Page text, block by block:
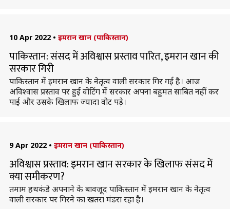
10 Apr 2022 • इमरान खान (पाकिस्तान)
पाकिस्तान: संसद में अविश्वास प्रस्ताव पारित, इमरान खान की
सरकार गिरी
पाकिस्तान में इमरान खान के नेतृत्व वाली सरकार गिर गई है। आज
अविश्वास प्रस्ताव पर हुई वोटिंग में सरकार अपना बहुमत साबित नहीं कर
पाई और उसके खिलाफ ज्यादा वोट पड़े।
9 Apr 2022 • इमरान खान (पाकिस्तान)
अविश्वास प्रस्ताव: इमरान खान सरकार के खिलाफ संसद में
क्या समीकरण?
तमाम हथकंडे अपनाने के बावजूद पाकिस्तान में इमरान खान के नेतृत्व
वाली सरकार पर गिरने का खतरा मंडरा रहा है।